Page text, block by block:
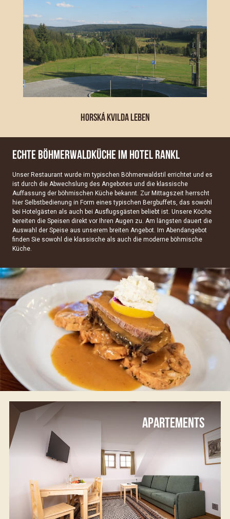
HORSKÁ KVILDA LEBEN
ECHTE BÖHMERWALDKÜCHE IM HOTEL RANKL
Unser Restaurant wurde im typischen Böhmerwaldstil errichtet und es
ist durch die Abwechslung des Angebotes und die klassische
Auffassung der böhmischen Küche bekannt. Zur Mittagszeit herrscht
hier Selbstbedienung in Form eines typischen Bergbuffets, das sowohl
bei Hotelgästen als auch bei Ausflugsgästen beliebt ist. Unsere Köche
bereiten die Speisen direkt vor Ihren Augen zu. Am längsten dauert die
Auswahl der Speise aus unserem breiten Angebot. Im Abendangebot
finden Sie sowohl die klassische als auch die moderne böhmische
Küche.
APARTEMENTS